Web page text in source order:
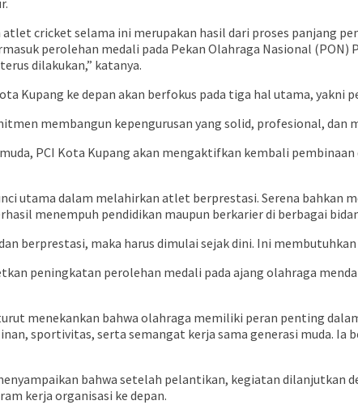
cricket selama ini merupakan hasil dari proses panjang
perolehan medali pada Pekan Olahraga Nasional (PON)
dilakukan,” katanya.
Kupang ke depan akan berfokus pada tiga hal utama,
membangun kepengurusan yang solid, profesional,
PCI Kota Kupang akan mengaktifkan kembali
utama dalam melahirkan atlet berprestasi. Serena
menempuh pendidikan maupun berkarier di berbagai
berprestasi, maka harus dimulai sejak dini. Ini
peningkatan perolehan medali pada ajang olahraga
menekankan bahwa olahraga memiliki peran penting
sportivitas, serta semangat kerja sama generasi muda.
bahwa setelah pelantikan, kegiatan dilanjutkan
kerja organisasi ke depan.